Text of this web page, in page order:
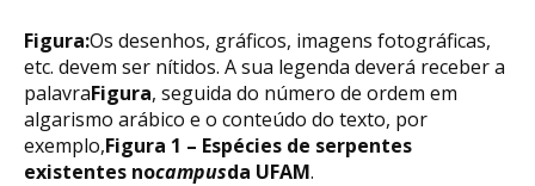
Figura:Os desenhos, gráficos, imagens fotográficas,
etc. devem ser nítidos. A sua legenda deverá receber a
palavraFigura, seguida do número de ordem em
algarismo arábico e o conteúdo do texto, por
exemplo,Figura 1 – Espécies de serpentes
existentes nocampusda UFAM.